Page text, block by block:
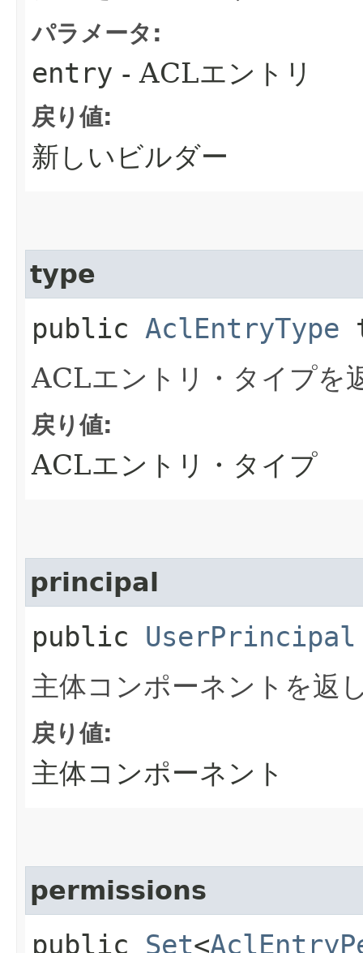
パラメータ:
entry - ACLエントリ
戻り値:
新しいビルダー
type
public AclEntryType
ACLエントリ・タイプを
戻り値:
ACLエントリ・タイプ
principal
public UserPrincipal
主体コンポーネントを返
戻り値:
主体コンポーネント
permissions
public Set<